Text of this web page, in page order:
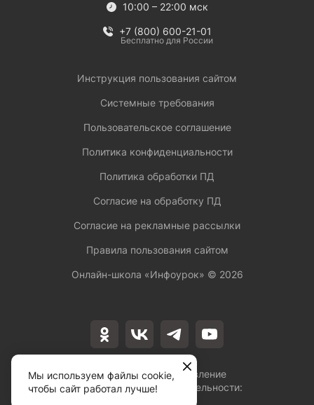
Лицензия на осуществление
образовательной деятельности:
10:00 – 22:00 мск
+7 (800) 600-21-01
Бесплатно для России
Инструкция пользования сайтом
Системные требования
Пользовательское соглашение
Политика конфиденциальности
Политика обработки ПД
Согласие на обработку ПД
Согласие на рекламные рассылки
Правила пользования сайтом
Онлайн-школа «Инфоурок» © 2026
Мы используем файлы cookie,
чтобы сайт работал лучше!